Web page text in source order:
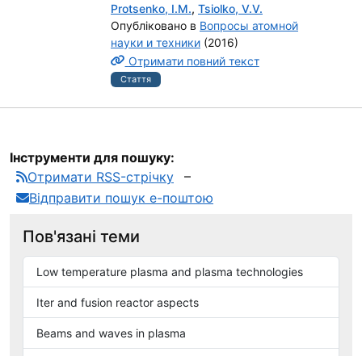
Protsenko, I.M., Tsiolko, V.V.
Опубліковано в Вопросы атомной
науки и техники (2016)
Отримати повний текст
Стаття
Інструменти для пошуку:
Отримати RSS-стрічку
Відправити пошук е-поштою
Пов'язані теми
Low temperature plasma and plasma technologies
Iter and fusion reactor aspects
Вeams and waves in plasma